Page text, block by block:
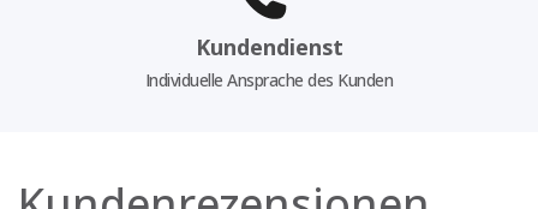
Kundendienst
Individuelle Ansprache des Kunden